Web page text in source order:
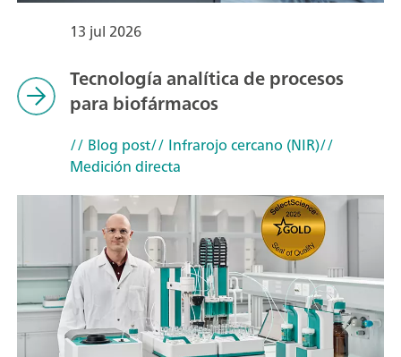
13 jul 2026
Tecnología analítica de procesos
para biofármacos
// Blog post// Infrarojo cercano (NIR)//
Medición directa